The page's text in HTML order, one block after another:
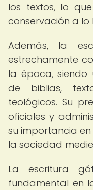
los textos, lo
conservación a
Además, la
estrechamente
la época, siendo
de biblias,
teológicos. Su
oficiales y
su importancia
la sociedad
La escritura
fundamental en